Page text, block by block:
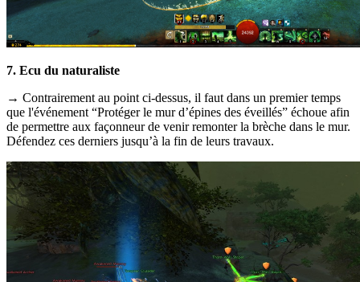
7. Ecu du naturaliste
→ Contrairement au point ci-dessus, il faut dans un premier temps
que l'événement “Protéger le mur d’épines des éveillés” échoue afin
de permettre aux façonneur de venir remonter la brèche dans le mur.
Défendez ces derniers jusqu’à la fin de leurs travaux.